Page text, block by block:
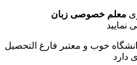
معلم خصوصی زبان
نمایید
خوب و معتبر فارغ التحصیل
دارد